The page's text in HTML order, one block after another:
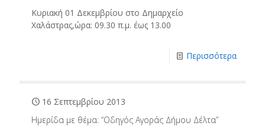
Κυριακή 01 Δεκεμβρίου στο Δημαρχείο
Χαλάστρας,ώρα: 09.30 π.μ. έως 13.00
Περισσότερα
16 Σεπτεμβρίου 2013
Ημερίδα με θέμα: “Οδηγός Αγοράς Δήμου Δέλτα”